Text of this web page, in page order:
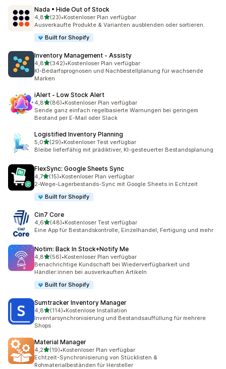
Nada • Hide Out of Stock
4,8von 5 Sternen
(23)
23 Rezensionen insgesamt
•Kostenloser Plan verfügbar
Ausverkaufte Produkte & Varianten ausblenden oder sortieren.
Built for Shopify
Inventory Management ‑ Assisty
4,8von 5 Sternen
(342)
342 Rezensionen insgesamt
•Kostenloser Plan verfügbar
KI-Bedarfsprognosen und Nachbestellplanung für wachsende
Marken
iAlert ‑ Low Stock Alert
4,8von 5 Sternen
(86)
86 Rezensionen insgesamt
•Kostenloser Plan verfügbar
Sende ganz einfach regelbasierte Warnungen bei geringem
Bestand per E-Mail oder Slack
Logistified Inventory Planning
5,0von 5 Sternen
(29)
29 Rezensionen insgesamt
•Kostenloser Test verfügbar
Bleibe lieferfähig mit prädiktiver, KI-gesteuerter Bestandsplanung
FlexSync: Google Sheets Sync
4,7von 5 Sternen
(15)
15 Rezensionen insgesamt
•Kostenloser Plan verfügbar
2-Wege-Lagerbestands-Sync mit Google Sheets in Echtzeit
Built for Shopify
Cin7 Core
4,6von 5 Sternen
(48)
48 Rezensionen insgesamt
•Kostenloser Test verfügbar
Eine App für Bestandskontrolle, Einzelhandel, Fertigung und mehr
Notim: Back In Stock+Notify Me
4,8von 5 Sternen
(56)
56 Rezensionen insgesamt
•Kostenloser Plan verfügbar
Benachrichtige Kundschaft bei Wiederverfügbarkeit und
Händler:innen bei ausverkauften Artikeln
Built for Shopify
Sumtracker Inventory Manager
4,8von 5 Sternen
(114)
114 Rezensionen insgesamt
•Kostenlose Installation
Inventarsynchronisierung und Bestandsauffüllung für mehrere
Shops
Material Manager
4,2von 5 Sternen
(19)
19 Rezensionen insgesamt
•Kostenloser Plan verfügbar
Echtzeit-Synchronisierung von Stücklisten &
Rohmaterialbeständen für Hersteller